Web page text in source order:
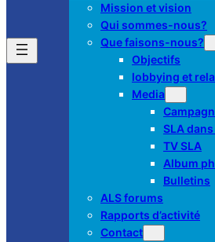
Mission et vision
Qui sommes-nous?
Que faisons-nous?
Objectifs
lobbying et
Media
SLA
TV SLA
Album
Bulletins
ALS forums
Rapports d’activité
Contact